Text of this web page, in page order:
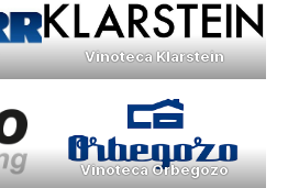
Vinoteca Klarstein
Vinoteca Orbegozo